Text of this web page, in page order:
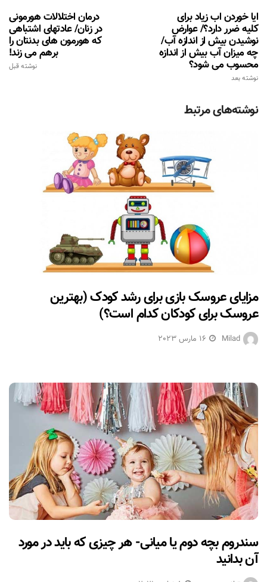
درمان اختلالات هورمونی
در زنان/ عادتهای اشتباهی
که هورمون های بدنتان را
برهم می زند!
نوشته قبل
ایا خوردن اب زیاد برای
کلیه ضرر دارد؟/ عوارض
نوشیدن بیش از اندازه آب/
چه میزان آب بیش از اندازه
محسوب می شود؟
نوشته بعد
نوشته‌های مرتبط
مزایای عروسک بازی برای رشد کودک (بهترین
عروسک برای کودکان کدام است؟)
Milad 16 مارس 2023
سندروم بچه دوم یا میانی- هر چیزی که باید در مورد
آن بدانید